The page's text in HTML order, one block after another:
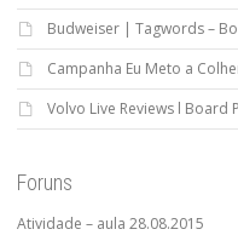
Budweiser | Tagwords –
Campanha Eu Meto a
Volvo Live Reviews l Board
Foruns
Atividade – aula 28.08.2015